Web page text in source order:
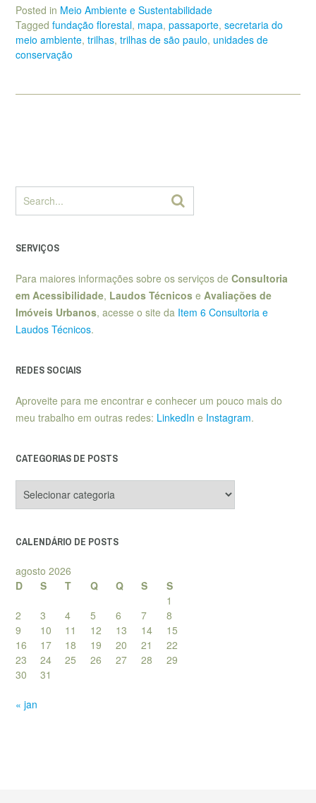
Posted in Meio Ambiente e Sustentabilidade
Tagged fundação florestal, mapa, passaporte, secretaria do
meio ambiente, trilhas, trilhas de são paulo, unidades de
conservação
SERVIÇOS
Para maiores informações sobre os serviços de Consultoria
em Acessibilidade, Laudos Técnicos e Avaliações de
Imóveis Urbanos, acesse o site da Item 6 Consultoria e
Laudos Técnicos.
REDES SOCIAIS
Aproveite para me encontrar e conhecer um pouco mais do
meu trabalho em outras redes: LinkedIn e Instagram.
CATEGORIAS DE POSTS
de
CALENDÁRIO DE POSTS
agosto 2026
D
S T Q Q S
S
1
2
3 4 5 6 7
8
9
10 11 12 13 14
15
16
17 18 19 20 21
22
23
24 25 26 27 28
29
30
31
« jan